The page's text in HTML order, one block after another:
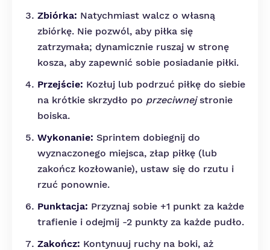
Zbiórka: Natychmiast walcz o własną
zbiórkę. Nie pozwól, aby piłka się
zatrzymała; dynamicznie ruszaj w stronę
kosza, aby zapewnić sobie posiadanie piłki.
Przejście: Kozłuj lub podrzuć piłkę do siebie
na krótkie skrzydło po przeciwnejstronie
boiska.
Wykonanie: Sprintem dobiegnij do
wyznaczonego miejsca, złap piłkę (lub
zakończ kozłowanie), ustaw się do rzutu i
rzuć ponownie.
Punktacja: Przyznaj sobie +1 punkt za każde
trafienie i odejmij -2 punkty za każde pudło.
Zakończ: Kontynuuj ruchy na boki, aż